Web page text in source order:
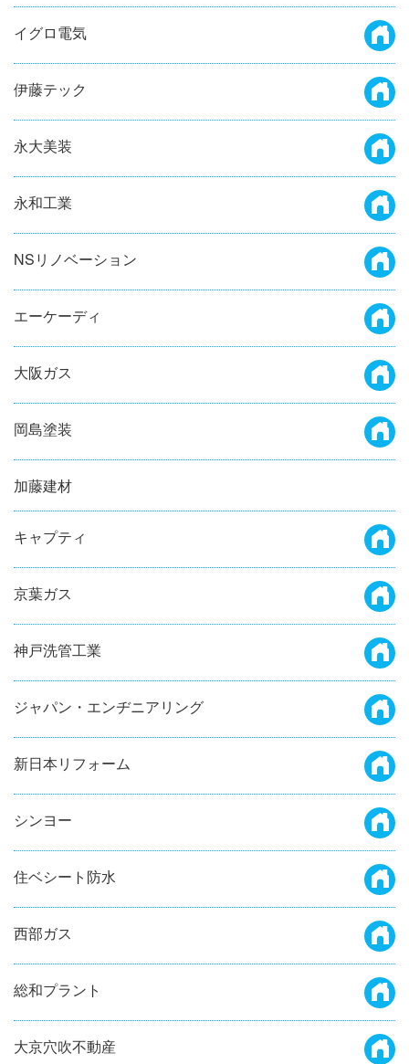
イグロ電気
伊藤テック
永大美装
永和工業
NSリノベーション
エーケーディ
大阪ガス
岡島塗装
加藤建材
キャプティ
京葉ガス
神戸洗管工業
ジャパン・エンヂニアリング
新日本リフォーム
シンヨー
住ベシート防水
西部ガス
総和プラント
大京穴吹不動産